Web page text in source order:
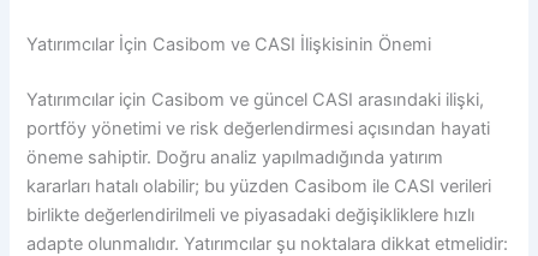
Yatırımcılar İçin Casibom ve CASI İlişkisinin Önemi
Yatırımcılar için Casibom ve güncel CASI arasındaki ilişki,
portföy yönetimi ve risk değerlendirmesi açısından hayati
öneme sahiptir. Doğru analiz yapılmadığında yatırım
kararları hatalı olabilir; bu yüzden Casibom ile CASI verileri
birlikte değerlendirilmeli ve piyasadaki değişikliklere hızlı
adapte olunmalıdır. Yatırımcılar şu noktalara dikkat etmelidir: